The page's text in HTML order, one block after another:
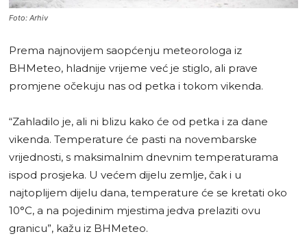
Foto: Arhiv
Prema najnovijem saopćenju meteorologa iz
BHMeteo, hladnije vrijeme već je stiglo, ali prave
promjene očekuju nas od petka i tokom vikenda.
“Zahladilo je, ali ni blizu kako će od petka i za dane
vikenda. Temperature će pasti na novembarske
vrijednosti, s maksimalnim dnevnim temperaturama
ispod prosjeka. U većem dijelu zemlje, čak i u
najtoplijem dijelu dana, temperature će se kretati oko
10°C, a na pojedinim mjestima jedva prelaziti ovu
granicu”, kažu iz BHMeteo.